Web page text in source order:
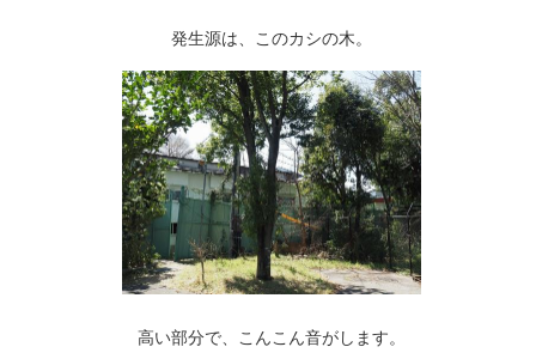
発生源は、このカシの木。
高い部分で、こんこん音がします。